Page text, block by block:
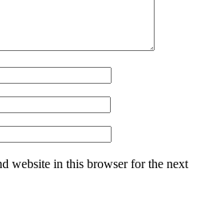
website in this browser for the next